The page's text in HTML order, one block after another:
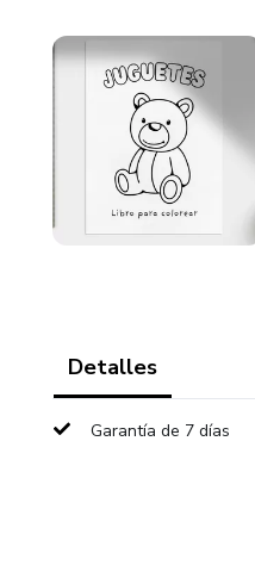
Detalles
Garantía de 7 días